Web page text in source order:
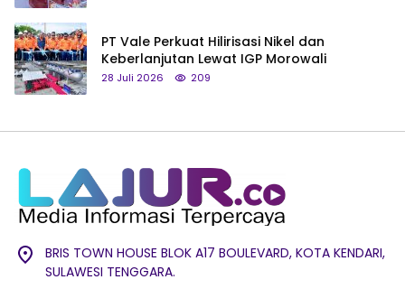
PT Vale Perkuat Hilirisasi Nikel dan
Keberlanjutan Lewat IGP Morowali
28 Juli 2026 209
BRIS TOWN HOUSE BLOK A17 BOULEVARD, KOTA KENDARI,
SULAWESI TENGGARA.